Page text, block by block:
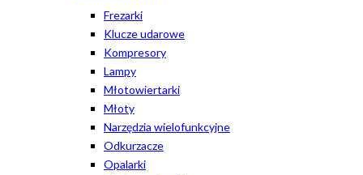
Frezarki
Klucze udarowe
Kompresory
Lampy
Młotowiertarki
Młoty
Narzędzia wielofunkcyjne
Odkurzacze
Opalarki